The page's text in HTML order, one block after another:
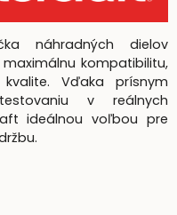
náhradných dielov
kompatibilitu,
Vďaka prísnym
v reálnych
ideálnou voľbou pre